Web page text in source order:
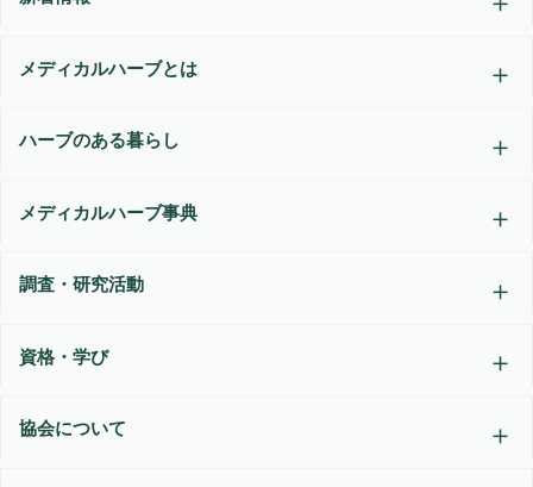
メディカルハーブとは
ハーブのある暮らし
メディカルハーブ事典
調査・研究活動
資格・学び
協会について